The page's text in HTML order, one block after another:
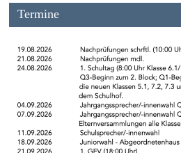
Termine